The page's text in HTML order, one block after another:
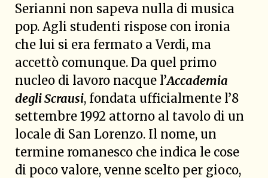
Serianni non sapeva nulla di musica
pop. Agli studenti rispose con ironia
che lui si era fermato a Verdi, ma
accettò comunque. Da quel primo
nucleo di lavoro nacque l’Accademia
degli Scrausi, fondata ufficialmente l’8
settembre 1992 attorno al tavolo di un
locale di San Lorenzo. Il nome, un
termine romanesco che indica le cose
di poco valore, venne scelto per gioco,